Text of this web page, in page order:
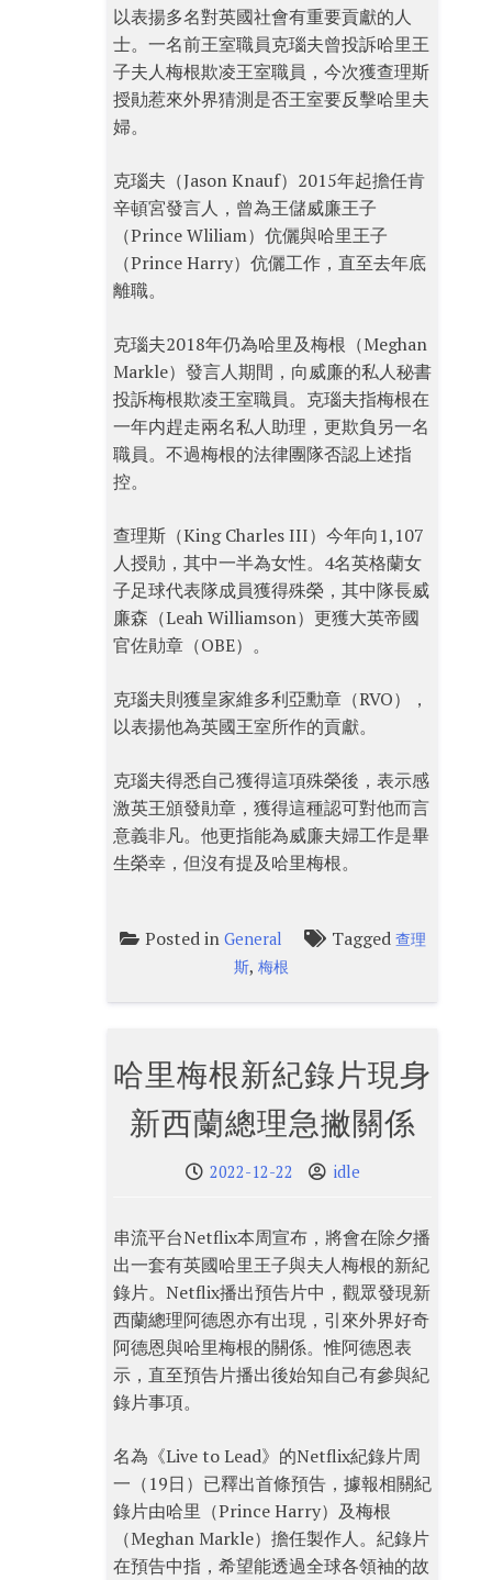
以表揚多名對英國社會有重要貢獻的人
士。一名前王室職員克瑙夫曾投訴哈里王
子夫人梅根欺凌王室職員，今次獲查理斯
授勛惹來外界猜測是否王室要反擊哈里夫
婦。
克瑙夫（Jason Knauf）2015年起擔任肯
辛頓宮發言人，曾為王儲威廉王子
（Prince Wliliam）伉儷與哈里王子
（Prince Harry）伉儷工作，直至去年底
離職。
克瑙夫2018年仍為哈里及梅根（Meghan
Markle）發言人期間，向威廉的私人秘書
投訴梅根欺凌王室職員。克瑙夫指梅根在
一年内趕走兩名私人助理，更欺負另一名
職員。不過梅根的法律團隊否認上述指
控。
查理斯（King Charles III）今年向1,107
人授勛，其中一半為女性。4名英格蘭女
子足球代表隊成員獲得殊榮，其中隊長威
廉森（Leah Williamson）更獲大英帝國
官佐勛章（OBE）。
克瑙夫則獲皇家維多利亞勳章（RVO），
以表揚他為英國王室所作的貢獻。
克瑙夫得悉自己獲得這項殊榮後，表示感
激英王頒發勛章，獲得這種認可對他而言
意義非凡。他更指能為威廉夫婦工作是畢
生榮幸，但沒有提及哈里梅根。
Posted in General Tagged 查理
斯,梅根
哈里梅根新紀錄片現身
新西蘭總理急撇關係
2022-12-22 idle
串流平台Netflix本周宣布，將會在除夕播
出一套有英國哈里王子與夫人梅根的新紀
錄片。Netflix播出預告片中，觀眾發現新
西蘭總理阿德恩亦有出現，引來外界好奇
阿德恩與哈里梅根的關係。惟阿德恩表
示，直至預告片播出後始知自己有參與紀
錄片事項。
名為《Live to Lead》的Netflix紀錄片周
一（19日）已釋出首條預告，據報相關紀
錄片由哈里（Prince Harry）及梅根
（Meghan Markle）擔任製作人。紀錄片
在預告中指，希望能透過全球各領袖的故